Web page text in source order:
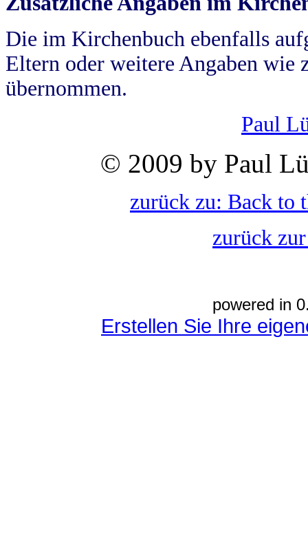
Die im Kirchenbuch ebenfalls
Eltern oder weitere Angaben wie
übernommen.
Paul
© 2009 by Paul
zurück zu: Back to
zurück
powered in
Erstellen Sie Ihre